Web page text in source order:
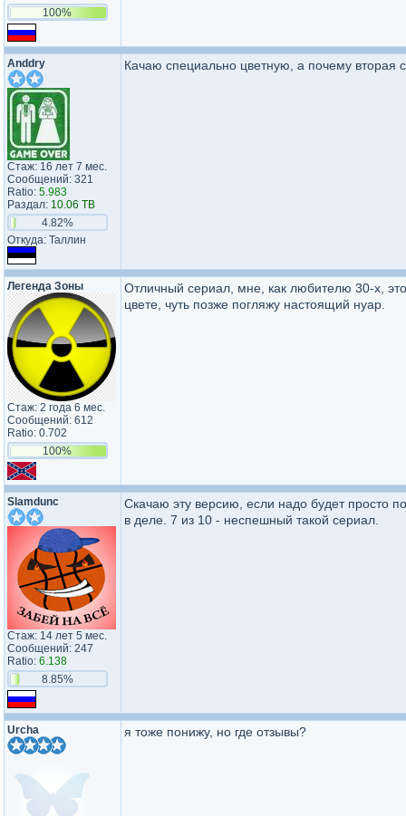
100%
Anddry
Стаж: 16 лет 7 мес.
Сообщений: 321
Ratio: 5.983
Раздал: 10.06 TB
4.82%
Откуда: Таллин
Качаю специально цветную, а почему вторая
Легенда Зоны
Стаж: 2 года 6 мес.
Сообщений: 612
Ratio: 0.702
100%
Отличный сериал, мне, как любителю 30-х,
цвете, чуть позже погляжу настоящий нуар.
Slamdunc
Стаж: 14 лет 5 мес.
Сообщений: 247
Ratio: 6.138
8.85%
Скачаю эту версию, если надо будет просто
в деле. 7 из 10 - неспешный такой сериал.
Urcha я тоже понижу, но где отзывы?